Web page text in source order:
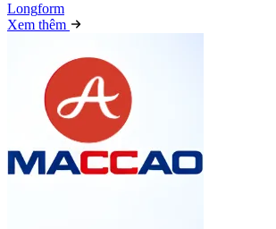
Longform
Xem thêm